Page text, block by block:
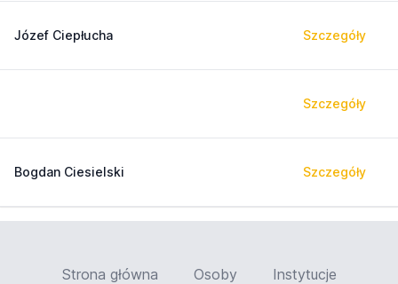
Józef Ciepłucha Szczegóły
Szczegóły
Bogdan Ciesielski Szczegóły
Strona główna Osoby
Instytucje